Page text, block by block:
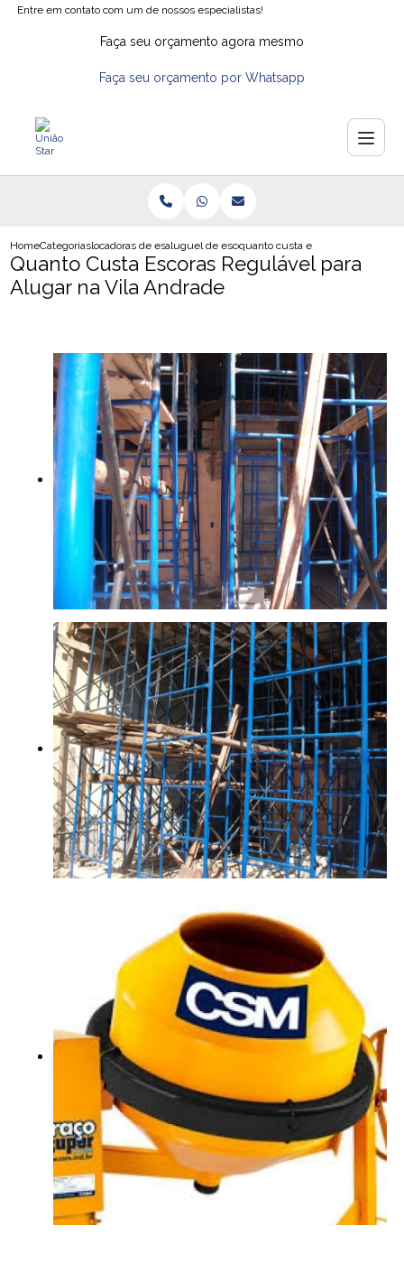
Entre em contato com um de nossos especialistas!
Faça seu orçamento agora mesmo
Faça seu orçamento por Whatsapp
HomeCategoriaslocadoras de escorasaluguel de escora para lajequanto custa escoras regulavel
Quanto Custa Escoras Regulável para
Alugar na Vila Andrade